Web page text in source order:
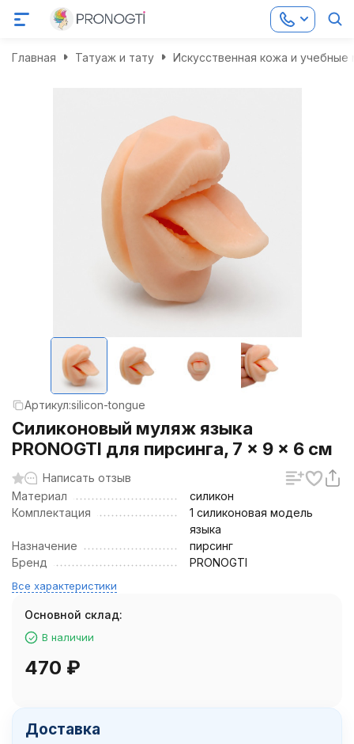
Главная Татуаж и тату Искусственная кожа и учебные
Артикул:silicon-tongue
Силиконовый муляж языка
PRONOGTI для пирсинга, 7 × 9 × 6 см
Написать отзыв
Материал
силикон
Комплектация
1 силиконовая модель
языка
Назначение
пирсинг
Бренд
PRONOGTI
Все характеристики
Основной склад:
В наличии
470 ₽
Доставка